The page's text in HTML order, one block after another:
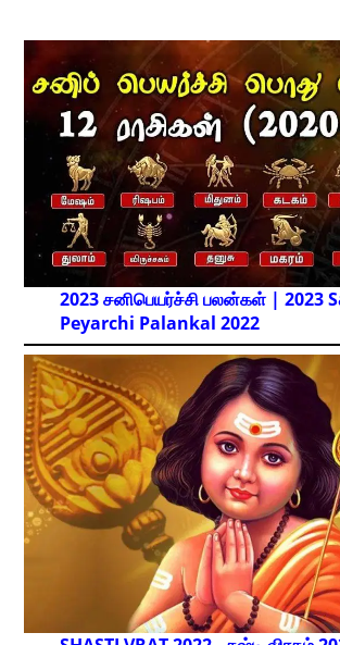
2023 சனிபெயர்ச்சி பலன்கள் | 2023
Peyarchi Palankal 2022